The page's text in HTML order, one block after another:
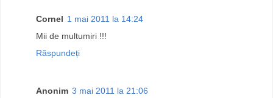
Cornel 1 mai 2011 la 14:24
Mii de multumiri !!!
Răspundeți
Anonim 3 mai 2011 la 21:06